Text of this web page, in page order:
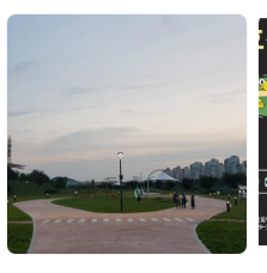
아
정
보
봇